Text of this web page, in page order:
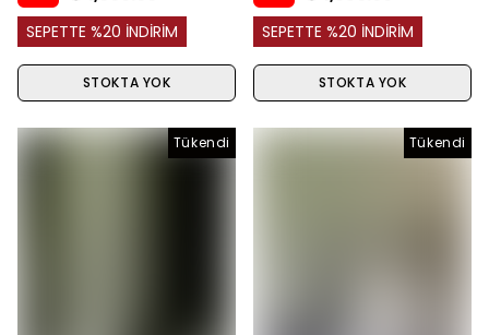
SEPETTE %20 İNDİRİM
STOKTA YOK
SEPETTE %20 İNDİRİM
STOKTA YOK
Tükendi Tükendi
Tükendi